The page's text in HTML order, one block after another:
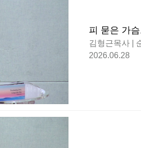
피 묻은 가
김형근목사 |
2026.06.28